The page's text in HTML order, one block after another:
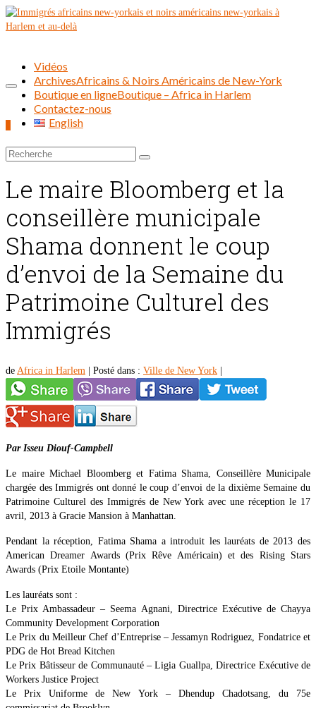
Rechercher :
Vidéos
ArchivesAfricains & Noirs Américains de New-York
Boutique en ligneBoutique – Africa in Harlem
Contactez-nous
English
Le maire Bloomberg et la
conseillère municipale
Shama donnent le coup
d’envoi de la Semaine du
Patrimoine Culturel des
Immigrés
de Africa in Harlem Posté dans : Ville de New York
Par Isseu Diouf-Campbell
Le maire Michael Bloomberg et Fatima Shama, Conseillère Municipale
chargée des Immigrés ont donné le coup d’envoi de la dixième Semaine du
Patrimoine Culturel des Immigrés de New York avec une réception le 17
avril, 2013 à Gracie Mansion à Manhattan.
Pendant la réception, Fatima Shama a introduit les lauréats de 2013 des
American Dreamer Awards (Prix Rêve Américain) et des Rising Stars
Awards (Prix Etoile Montante)
Les lauréats sont :
Le Prix Ambassadeur – Seema Agnani, Directrice Exécutive de Chayya
Community Development Corporation
Le Prix du Meilleur Chef d’Entreprise – Jessamyn Rodriguez, Fondatrice et
PDG de Hot Bread Kitchen
Le Prix Bâtisseur de Communauté – Ligia Guallpa, Directrice Exécutive de
Workers Justice Project
Le Prix Uniforme de New York – Dhendup Chadotsang, du 75e